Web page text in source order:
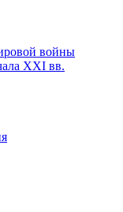
войны
XXI вв.